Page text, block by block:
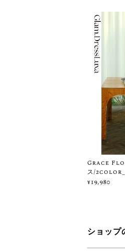
Grace
ス/
¥19,980
ショップ